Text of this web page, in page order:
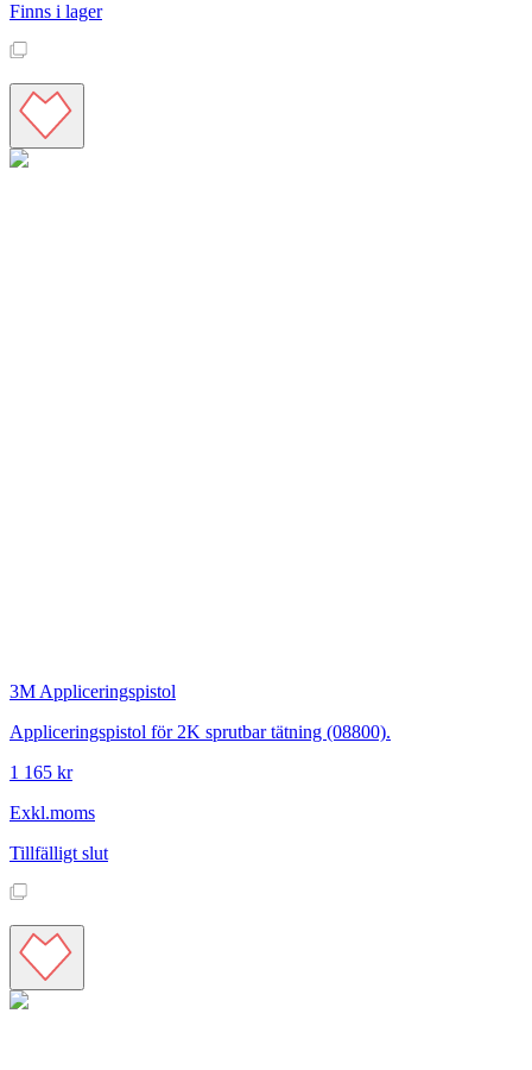
Finns i lager
3M Appliceringspistol
Appliceringspistol för 2K sprutbar tätning (08800).
1 165 kr
Exkl.moms
Tillfälligt slut